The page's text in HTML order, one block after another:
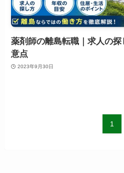
薬剤師の離島転職｜求人の
意点
2023年9月30日
1